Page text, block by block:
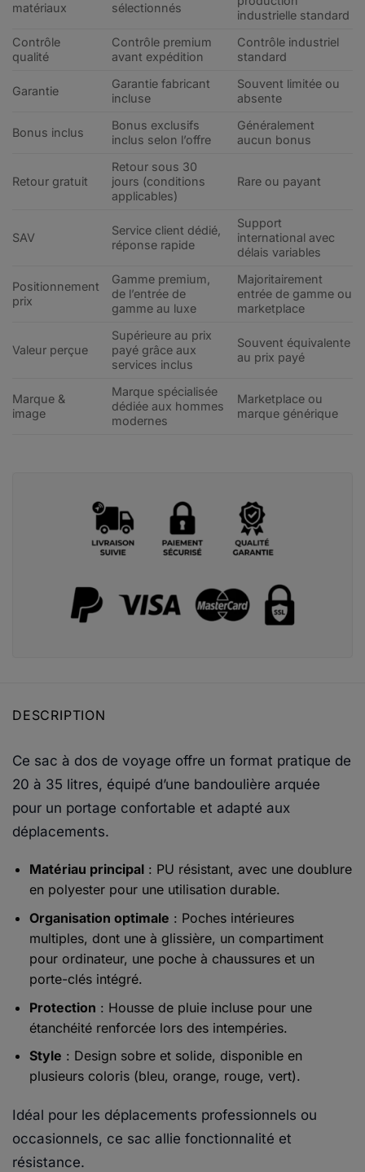
matériaux
sélectionnés
industrielle standard
Contrôle
qualité
Contrôle premium
avant expédition
Contrôle industriel
standard
Garantie
Garantie fabricant
incluse
Souvent limitée ou
absente
Bonus inclus
Bonus exclusifs
inclus selon l’offre
Généralement
aucun bonus
Retour gratuit
Retour sous 30
jours (conditions
applicables)
Rare ou payant
SAV
Service client dédié,
réponse rapide
Support
international avec
délais variables
Positionnement
prix
Gamme premium,
de l’entrée de
gamme au luxe
Majoritairement
entrée de gamme ou
marketplace
Valeur perçue
Supérieure au prix
payé grâce aux
services inclus
Souvent équivalente
au prix payé
Marque &
image
Marque spécialisée
dédiée aux hommes
modernes
Marketplace ou
marque générique
DESCRIPTION
Ce sac à dos de voyage offre un format pratique de
20 à 35 litres, équipé d’une bandoulière arquée
pour un portage confortable et adapté aux
déplacements.
Matériau principal: PU résistant, avec une doublure
en polyester pour une utilisation durable.
Organisation optimale : Poches intérieures
multiples, dont une à glissière, un compartiment
pour ordinateur, une poche à chaussures et un
porte-clés intégré.
Protection : Housse de pluie incluse pour une
étanchéité renforcée lors des intempéries.
Style : Design sobre et solide, disponible en
plusieurs coloris (bleu, orange, rouge, vert).
Idéal pour les déplacements professionnels ou
occasionnels, ce sac allie fonctionnalité et
résistance.